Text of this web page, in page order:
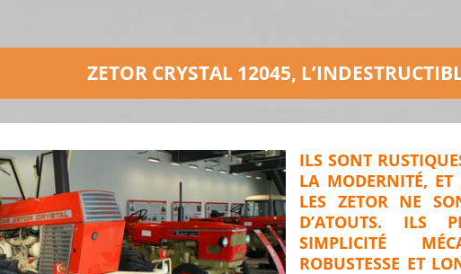
ZETOR CRYSTAL 12045,
ILS SONT
LA MODERNITÉ,
LES ZETOR NE
D’ATOUTS. ILS
SIMPLICITÉ
ROBUSTESSE ET